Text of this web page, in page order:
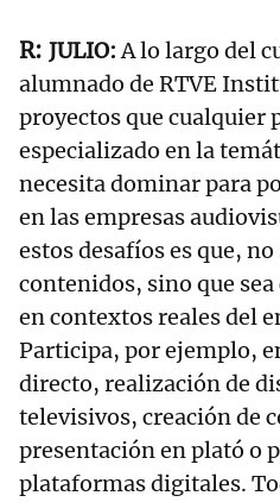
JULIO:A lo largo del
alumnado de RTVE
proyectos que cualquier
especializado en la
necesita dominar para
en las empresas
estos desafíos es que,
contenidos, sino que
en contextos reales del
Participa, por ejemplo,
directo, realización de
televisivos, creación de
presentación en plató o
plataformas digitales.